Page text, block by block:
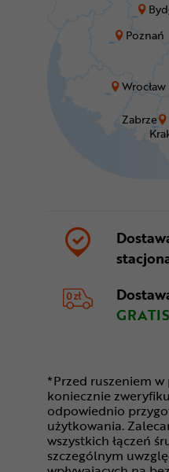
Poznań
Wrocław
Zabrze
*Przed ruszeniem w
koniecznie
odpowiednio
użytkowania.
wszystkich łączeń
szczególnym